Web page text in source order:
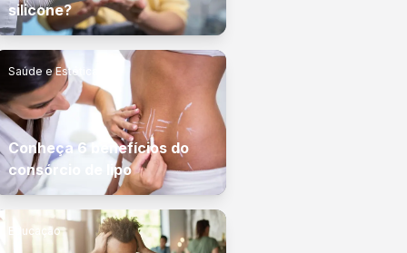
silicone?
Saúde e Estética
Conheça 6 benefícios do
consórcio de lipo
Educação